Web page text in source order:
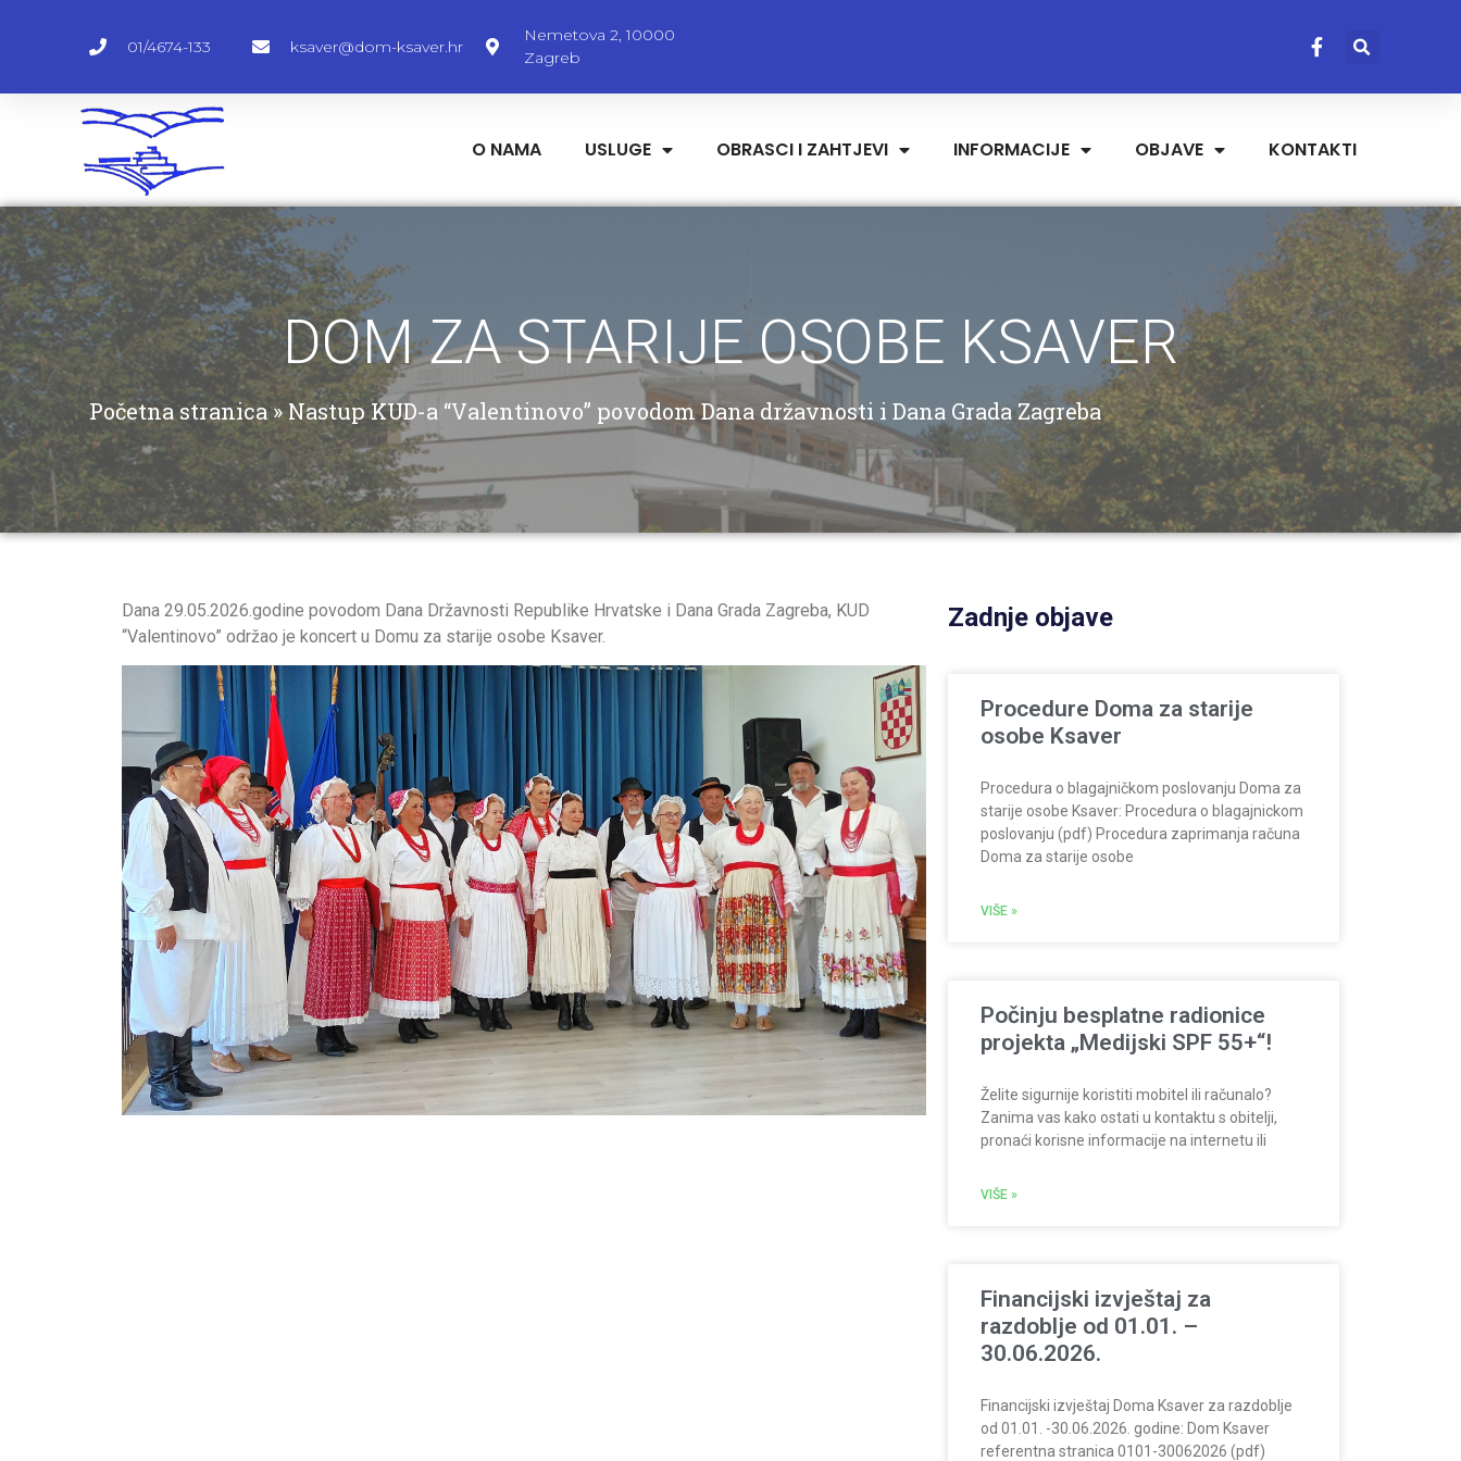
01/4674-133 ksaver@dom-ksaver.hr
Nemetova 2, 10000
Zagreb
O NAMA USLUGE OBRASCI I ZAHTJEVI INFORMACIJE OBJAVE KONTAKTI
DOM ZA STARIJE OSOBE KSAVER
Početna stranica»Nastup KUD-a “Valentinovo” povodom Dana državnosti i Dana Grada Zagreba
Dana 29.05.2026.godine povodom Dana Državnosti Republike Hrvatske i Dana Grada Zagreba, KUD
“Valentinovo” održao je koncert u Domu za starije osobe Ksaver.
Zadnje objave
Procedure Doma za starije
osobe Ksaver
Procedura o blagajničkom poslovanju Doma za
starije osobe Ksaver: Procedura o blagajnickom
poslovanju (pdf) Procedura zaprimanja računa
Doma za starije osobe
VIŠE »
Počinju besplatne radionice
projekta „Medijski SPF 55+“!
Želite sigurnije koristiti mobitel ili računalo?
Zanima vas kako ostati u kontaktu s obitelji,
pronaći korisne informacije na internetu ili
VIŠE »
Financijski izvještaj za
razdoblje od 01.01. –
30.06.2026.
Financijski izvještaj Doma Ksaver za razdoblje
od 01.01. -30.06.2026. godine: Dom Ksaver
referentna stranica 0101-30062026 (pdf)